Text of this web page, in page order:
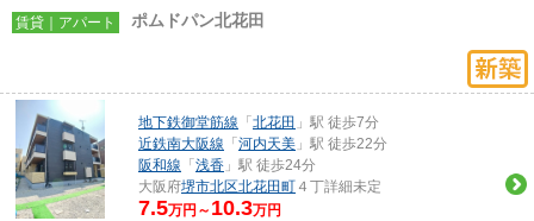
賃貸｜アパート ポムドパン北花田
地下鉄御堂筋線 「 北花田 」駅 徒歩7分
近鉄南大阪線 「 河内天美 」駅 徒歩22分
阪和線 「 浅香 」駅 徒歩24分
大阪府堺市北区北花田町 ４丁詳細未定
7.5万円～ 10.3万円